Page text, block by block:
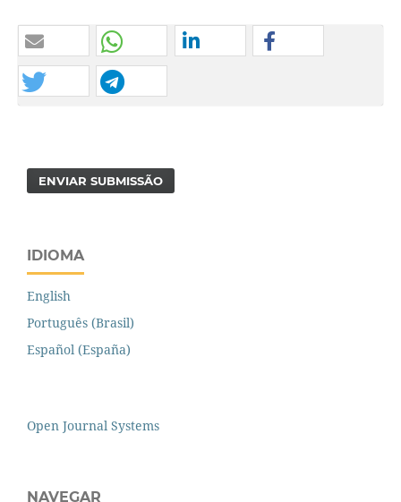
ENVIAR SUBMISSÃO
IDIOMA
English
Português (Brasil)
Español (España)
Open Journal Systems
NAVEGAR